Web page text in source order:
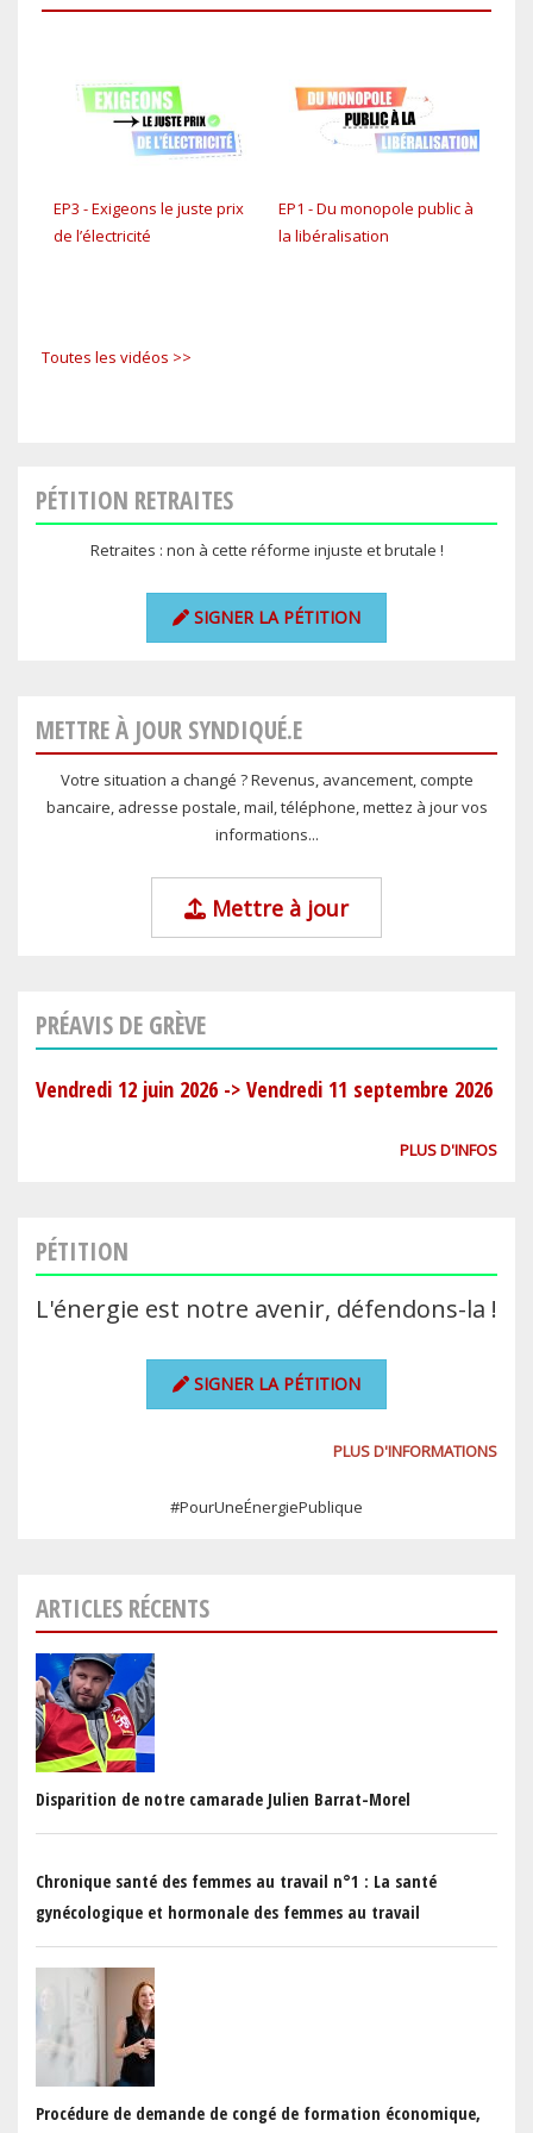
EP3 - Exigeons le juste prix
de l’électricité
EP1 - Du monopole public à
la libéralisation
Toutes les vidéos >>
PÉTITION RETRAITES
Retraites : non à cette réforme injuste et brutale !
SIGNER LA PÉTITION
METTRE À JOUR SYNDIQUÉ.E
Votre situation a changé ? Revenus, avancement, compte
bancaire, adresse postale, mail, téléphone, mettez à jour vos
informations...
Mettre à jour
PRÉAVIS DE GRÈVE
Vendredi 12 juin 2026 -> Vendredi 11 septembre 2026
PLUS D'INFOS
PÉTITION
L'énergie est notre avenir, défendons-la !
SIGNER LA PÉTITION
PLUS D'INFORMATIONS
#PourUneÉnergiePublique
ARTICLES RÉCENTS
Disparition de notre camarade Julien Barrat-Morel
Chronique santé des femmes au travail n°1 : La santé
gynécologique et hormonale des femmes au travail
Procédure de demande de congé de formation économique,